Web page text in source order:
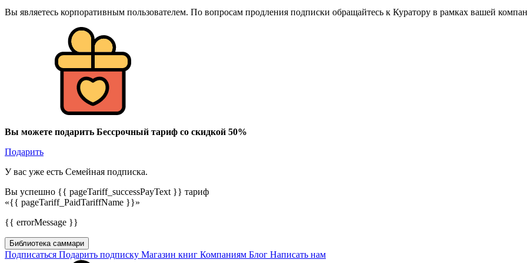
Вы являетесь корпоративным пользователем. По вопросам продления подписки обращайтесь к Куратору в рамках вашей
Вы можете подарить Бессрочный тариф со скидкой 50%
Подарить
У вас уже есть Семейная подписка.
Вы успешно {{ pageTariff_successPayText }} тариф
«{{ pageTariff_PaidTariffName }}»
{{ errorMessage }}
Библиотека саммари
Подписаться Подарить подписку Магазин книг Компаниям Блог Написать нам